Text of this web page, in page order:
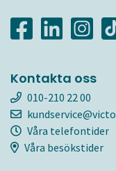
Kontakta oss
010-210 22 00
Våra telefontider
Våra besökstider